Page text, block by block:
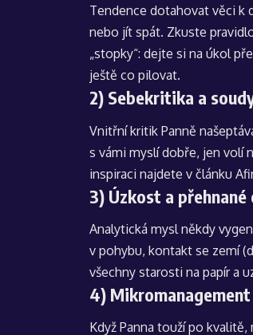
Tendence dotahovat věci k
nebo jít spát. Zkuste
„stopky“: dejte si na úkol
ještě co pilovat.
2) Sebekritika a
Vnitřní kritik Panně
s vámi myslí dobře, jen volí
inspiraci najdete v článku
3) Úzkost a přehnané
Analytická mysl někdy
v pohybu, kontakt se zemí
všechny starosti na papír a
4)
Když Panna touží po